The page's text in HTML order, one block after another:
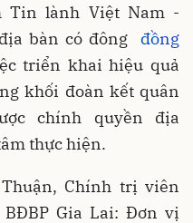
Tin lành Việt Nam -
bàn có đông đồng
triển khai hiệu quả
khối đoàn kết quân
chính quyền địa
thực hiện.
Chính trị viên
Gia Lai: Đơn vị